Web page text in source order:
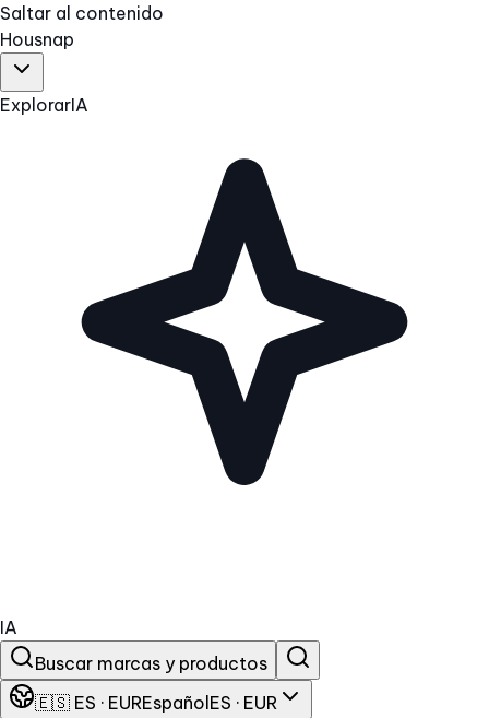
Saltar al contenido
Housnap
ExplorarIA
IA
Buscar marcas y productos
🇪🇸 ES · EUREspañol ES · EUR